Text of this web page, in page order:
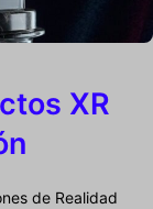
XR
de Realidad